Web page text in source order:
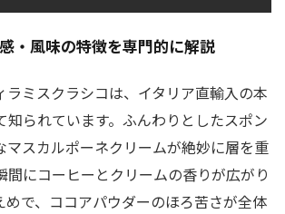
・風味の特徴を専門的に解説
ラミスクラシコは、イタリア直輸入の本
知られています。ふんわりとしたスポン
マスカルポーネクリームが絶妙に層を重
間にコーヒーとクリームの香りが広がり
めで、ココアパウダーのほろ苦さが全体